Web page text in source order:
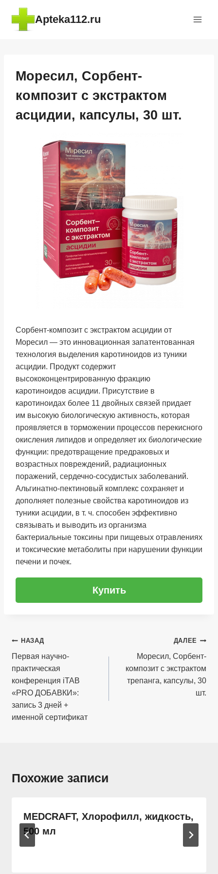
Перейти
содержимому
Apteka112.ru
Моресил, Сорбент-
композит с экстрактом
асцидии, капсулы, 30 шт.
Сорбент-композит с экстрактом асцидии от
Моресил — это инновационная запатентованная
технология выделения каротиноидов из туники
асцидии. Продукт содержит
высококонцентрированную фракцию
каротиноидов асцидии. Присутствие в
каротиноидах более 11 двойных связей придает
им высокую биологическую активность, которая
проявляется в торможении процессов перекисного
окисления липидов и определяет их биологические
функции: предотвращение предраковых и
возрастных повреждений, радиационных
поражений, сердечно‐сосудистых заболеваний.
Альгинатно-пектиновый комплекс сохраняет и
дополняет полезные свойства каротиноидов из
туники асцидии, в т. ч. способен эффективно
связывать и выводить из организма
бактериальные токсины при пищевых отравлениях
и токсические метаболиты при нарушении функции
печени и почек.
Купить
Навигация
по
записям
НАЗАД
Первая научно-
практическая
конференция iTAB
«PRO ДОБАВКИ»:
запись 3 дней +
именной сертификат
ДАЛЕЕ
Моресил, Сорбент-
композит с экстрактом
трепанга, капсулы, 30
шт.
Похожие записи
MEDCRAFT, Хлорофилл, жидкость,
500 мл